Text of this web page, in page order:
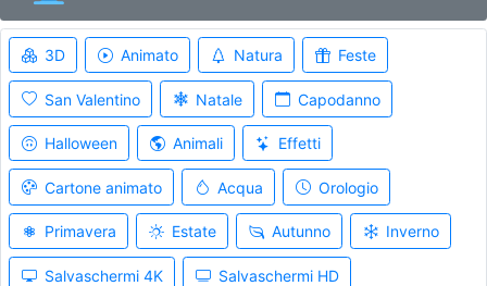
3D Animato Natura Feste
San Valentino Natale Capodanno
Halloween Animali Effetti
Cartone animato Acqua Orologio
Primavera Estate Autunno Inverno
Salvaschermi 4K Salvaschermi HD